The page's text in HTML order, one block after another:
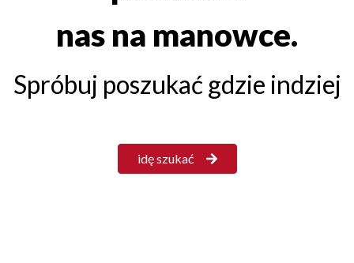
nas na manowce.
Spróbuj poszukać gdzie indziej
idę szukać